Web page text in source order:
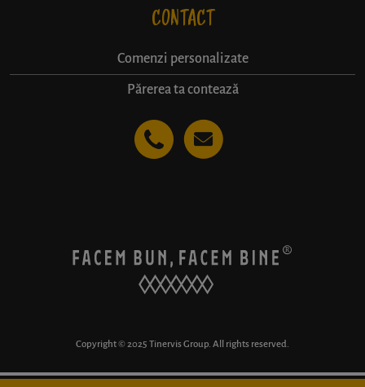
CONTACT
Comenzi personalizate
Părerea ta contează
Copyright © 2025 Tinervis Group. All rights reserved.